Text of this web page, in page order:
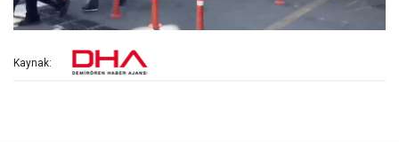
Kaynak: